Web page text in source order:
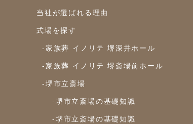
当社が選ばれる理由
式場を探す
-家族葬 イノリテ 堺深井ホール
-家族葬 イノリテ 堺斎場前ホール
-堺市立斎場
-堺市立斎場の基礎知識
-堺市立斎場の基礎知識